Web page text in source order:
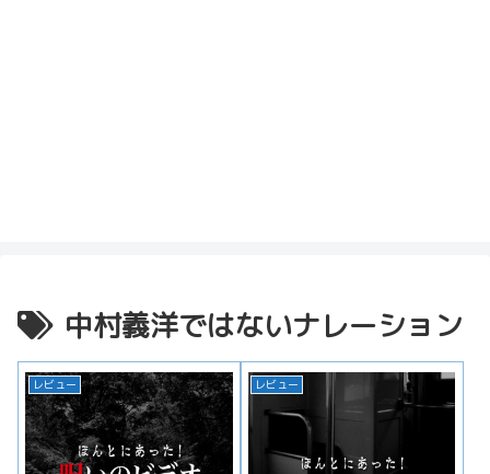
中村義洋ではないナレーション
レビュー レビュー